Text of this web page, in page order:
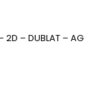
– DUBLAT – AG